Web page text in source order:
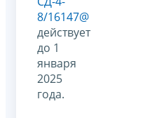
8/16147@
действует
до 1
января
2025
года.